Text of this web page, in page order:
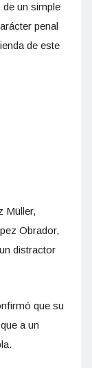
un simple
penal
de este
Müller,
Obrador,
distractor
que su
a un